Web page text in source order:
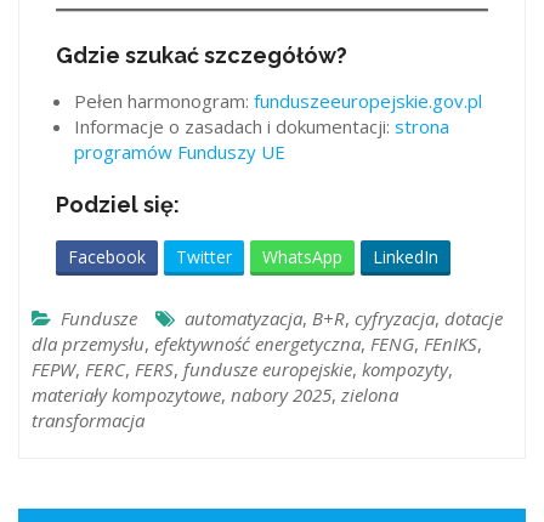
Gdzie szukać szczegółów?
Pełen harmonogram: funduszeeuropejskie.gov.pl
Informacje o zasadach i dokumentacji: strona
programów Funduszy UE
Podziel się:
Facebook Twitter WhatsApp LinkedIn
Fundusze automatyzacja, B+R, cyfryzacja, dotacje
dla przemysłu, efektywność energetyczna, FENG, FEnIKS,
FEPW, FERC, FERS, fundusze europejskie, kompozyty,
materiały kompozytowe, nabory 2025, zielona
transformacja